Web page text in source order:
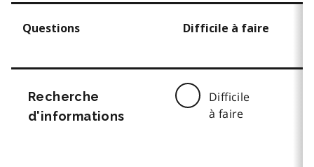
Questions Difficile à faire
Recherche
d'informations
Difficile
à faire